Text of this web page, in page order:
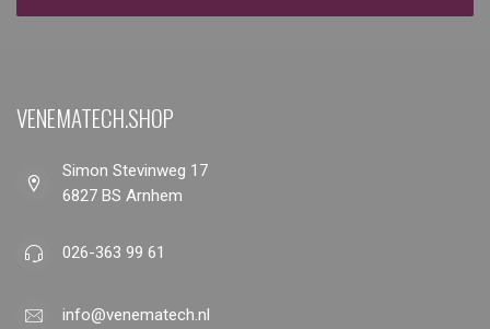
VENEMATECH.SHOP
Simon Stevinweg 17
6827 BS Arnhem
026-363 99 61
info@venematech.nl